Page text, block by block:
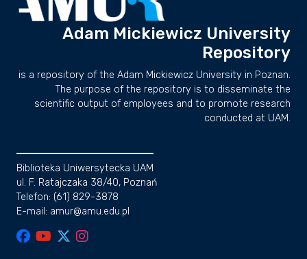
Adam Mickiewicz University
Repository
is a repository of the Adam Mickiewicz University in Poznan.
The purpose of the repository is to disseminate the
scientific output of employees and to promote research
conducted at UAM.
Biblioteka Uniwersytecka UAM
ul. F. Ratajczaka 38/40, Poznań
Telefon: (61) 829-3878
E-mail: amur@amu.edu.pl